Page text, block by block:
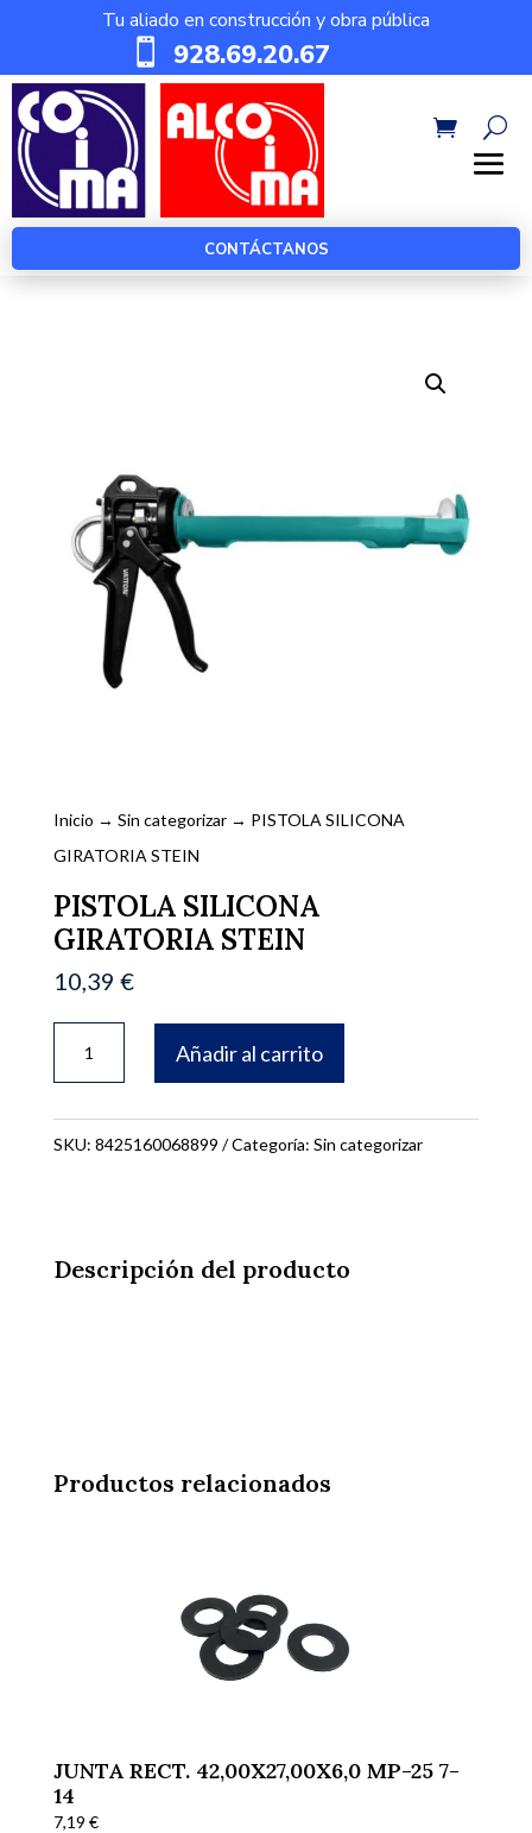
Tu aliado en construcción y obra pública
 928.69.20.67
CONTÁCTANOS
Inicio → Sin categorizar→ PISTOLA SILICONA
GIRATORIA STEIN
PISTOLA SILICONA
GIRATORIA STEIN
10,39 €
STEIN
Añadir al carrito
SKU: 8425160068899 Categoría: Sin categorizar
Descripción del producto
Productos relacionados
JUNTA RECT. 42,00X27,00X6,0 MP-25 7-
14
7,19 €